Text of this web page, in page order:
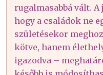
rugalmasabbá vált.
hogy a családok ne
születésekor
kötve, hanem
igazodva –